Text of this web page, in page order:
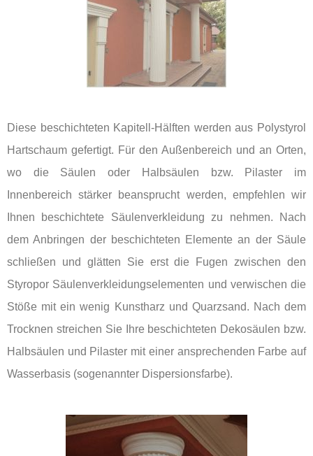
Diese beschichteten Kapitell-Hälften werden aus Polystyrol
Hartschaum gefertigt. Für den Außenbereich und an Orten,
wo die Säulen oder Halbsäulen bzw. Pilaster im
Innenbereich stärker beansprucht werden, empfehlen wir
Ihnen beschichtete Säulenverkleidung zu nehmen. Nach
dem Anbringen der beschichteten Elemente an der Säule
schließen und glätten Sie erst die Fugen zwischen den
Styropor Säulenverkleidungselementen und verwischen die
Stöße mit ein wenig Kunstharz und Quarzsand. Nach dem
Trocknen streichen Sie Ihre beschichteten Dekosäulen bzw.
Halbsäulen und Pilaster mit einer ansprechenden Farbe auf
Wasserbasis (sogenannter Dispersionsfarbe).